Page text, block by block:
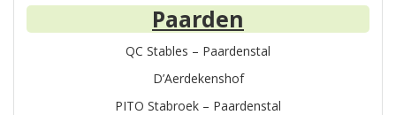
Paarden
QC Stables – Paardenstal
D’Aerdekenshof
PITO Stabroek – Paardenstal